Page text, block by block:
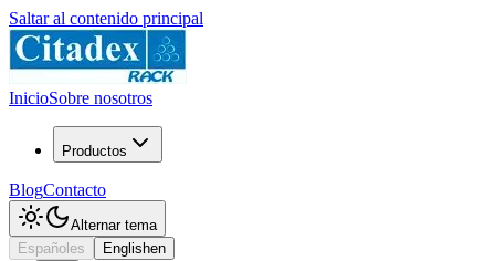
Saltar al contenido principal
InicioSobre nosotros
Productos
BlogContacto
Alternar tema
Español es Englishen